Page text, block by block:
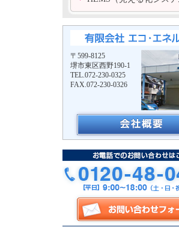
〒599-8125
堺市東区西野190-1
TEL.072-230-0325
FAX.072-230-0326